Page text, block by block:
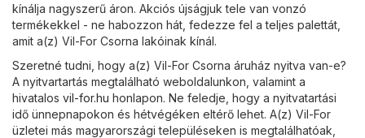
kínálja nagyszerű áron. Akciós újságjuk tele van vonzó
termékekkel - ne habozzon hát, fedezze fel a teljes palettát,
amit a(z) Vil-For Csorna lakóinak kínál.
Szeretné tudni, hogy a(z) Vil-For Csorna áruház nyitva van-e?
A nyitvartartás megtalálható weboldalunkon, valamint a
hivatalos vil-for.hu honlapon. Ne feledje, hogy a nyitvatartási
idő ünnepnapokon és hétvégéken eltérő lehet. A(z) Vil-For
üzletei más magyarországi településeken is megtalálhatóak,